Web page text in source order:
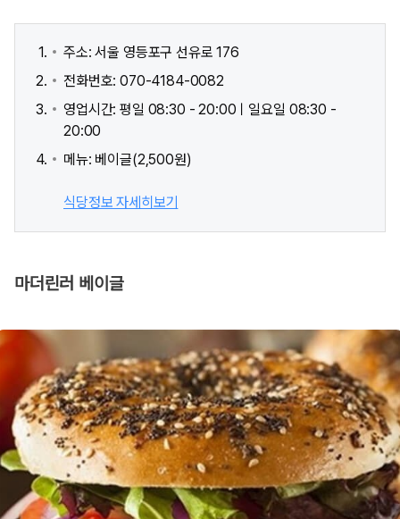
주소: 서울 영등포구 선유로 176
전화번호: 070-4184-0082
영업시간: 평일 08:30 - 20:00ㅣ일요일 08:30 -
20:00
메뉴: 베이글(2,500원)
식당정보 자세히보기
마더린러 베이글